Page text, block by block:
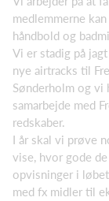
medlemmerne
håndbold og
Vi er stadig på
nye airtracks til
Sønderholm og vi
samarbejde med
redskaber.
I år skal vi prøve
vise, hvor gode
opvisninger i
med fx midler til